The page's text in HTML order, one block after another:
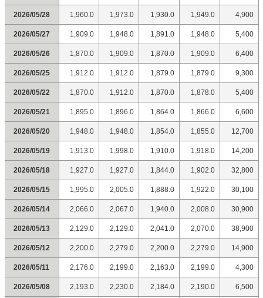
2026/05/28 1,960.0 1,973.0 1,930.0 1,949.0 4,900
2026/05/27 1,909.0 1,948.0 1,891.0 1,948.0 5,400
2026/05/26 1,870.0 1,909.0 1,870.0 1,909.0 6,400
2026/05/25 1,912.0 1,912.0 1,879.0 1,879.0 9,300
2026/05/22 1,870.0 1,912.0 1,870.0 1,878.0 5,400
2026/05/21 1,895.0 1,896.0 1,864.0 1,866.0 6,600
2026/05/20 1,948.0 1,948.0 1,854.0 1,855.0 12,700
2026/05/19 1,913.0 1,998.0 1,910.0 1,918.0 14,200
2026/05/18 1,927.0 1,927.0 1,844.0 1,902.0 32,800
2026/05/15 1,995.0 2,005.0 1,888.0 1,922.0 30,100
2026/05/14 2,066.0 2,067.0 1,940.0 2,008.0 30,900
2026/05/13 2,129.0 2,129.0 2,041.0 2,070.0 38,900
2026/05/12 2,200.0 2,279.0 2,200.0 2,279.0 14,900
2026/05/11 2,176.0 2,199.0 2,163.0 2,199.0 4,300
2026/05/08 2,193.0 2,230.0 2,184.0 2,190.0 6,500